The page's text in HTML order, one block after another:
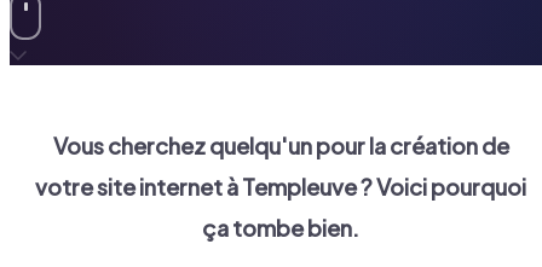
Vous cherchez quelqu'un pour la création de
votre site internet àTempleuve? Voici pourquoi
ça tombe bien.